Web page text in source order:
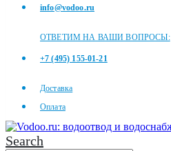
info@vodoo.ru
ОТВЕТИМ НА ВАШИ ВОПРОСЫ:
+7 (495) 155-01-21
Доставка
Оплата
Search